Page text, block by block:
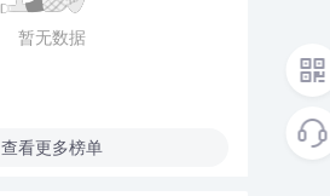
暂无数据
查看更多榜单